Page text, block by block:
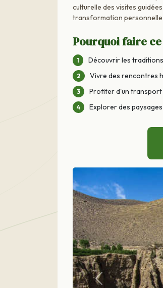
culturelle des visites
transformation personnelle
Pourquoi faire
Découvrir les
Vivre des rencontres
Profiter d'un transport
Explorer des
Précédent